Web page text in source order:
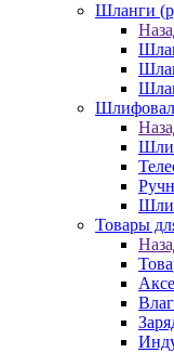
Шланги
Товары